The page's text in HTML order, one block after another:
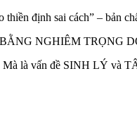
thiền định sai cách” – bản
NGHIÊM TRỌNG
là vấn đề SINH LÝ và